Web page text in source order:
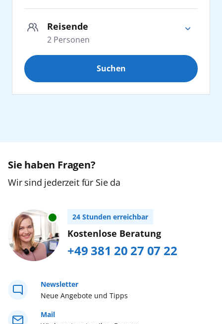
Adria
Orient
Südostasien
Weltreise
2 Personen
Reisende
2
Kinder
2 bis 15 Jahre
Urlaub mit Baby
Buchen Sie bitte im AIDA Kundencenter,
Tel. +49 (0) 381/20 27 07 22...mehr erfahren
Suchen
Sie haben Fragen?
Wir sind jederzeit für Sie da
24 Stunden erreichbar
Kostenlose Beratung
+49 381 20 27 07 22
Neue Angebote und Tipps
Newsletter
Mail